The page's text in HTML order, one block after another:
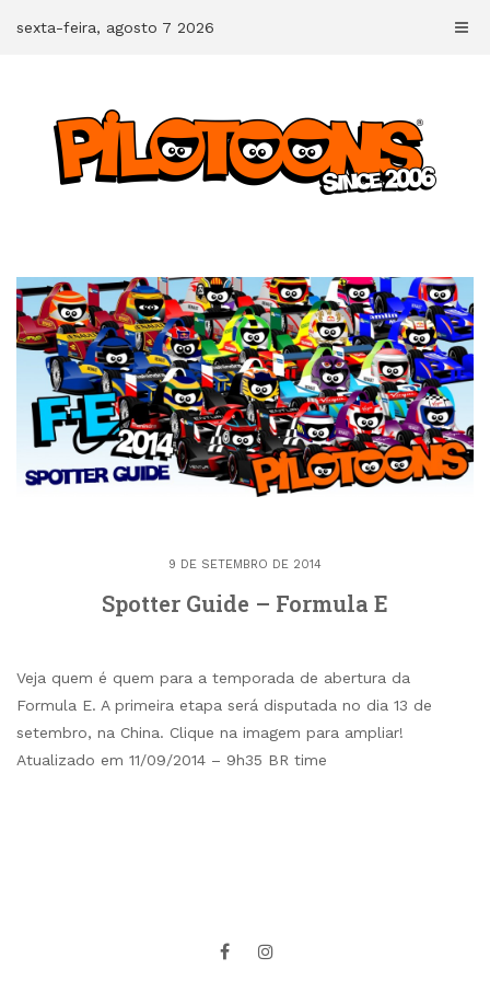
sexta-feira, agosto 7 2026
9 DE SETEMBRO DE 2014
Spotter Guide – Formula E
Veja quem é quem para a temporada de abertura da
Formula E. A primeira etapa será disputada no dia 13 de
setembro, na China. Clique na imagem para ampliar!
Atualizado em 11/09/2014 – 9h35 BR time